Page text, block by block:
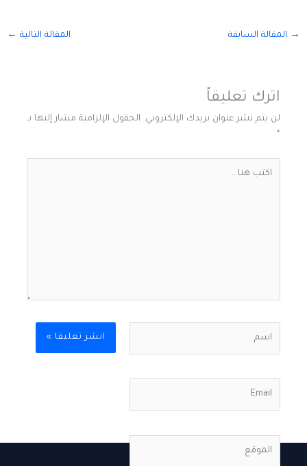
→ المقالة السابقة المقالة التالية ←
اترك تعليقاً
لن يتم نشر عنوان بريدك الإلكتروني. الحقول الإلزامية مشار إليها بـ
*
الموقع